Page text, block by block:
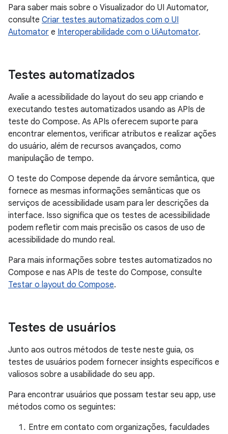
Para saber mais sobre o Visualizador do UI Automator,
consulte Criar testes automatizados com o UI
Automator e Interoperabilidade com o UiAutomator.
Testes automatizados
Avalie a acessibilidade do layout do seu app criando e
executando testes automatizados usando as APIs de
teste do Compose. As APIs oferecem suporte para
encontrar elementos, verificar atributos e realizar ações
do usuário, além de recursos avançados, como
manipulação de tempo.
O teste do Compose depende da árvore semântica, que
fornece as mesmas informações semânticas que os
serviços de acessibilidade usam para ler descrições da
interface. Isso significa que os testes de acessibilidade
podem refletir com mais precisão os casos de uso de
acessibilidade do mundo real.
Para mais informações sobre testes automatizados no
Compose e nas APIs de teste do Compose, consulte
Testar o layout do Compose.
Testes de usuários
Junto aos outros métodos de teste neste guia, os
testes de usuários podem fornecer insights específicos e
valiosos sobre a usabilidade do seu app.
Para encontrar usuários que possam testar seu app, use
métodos como os seguintes:
Entre em contato com organizações, faculdades